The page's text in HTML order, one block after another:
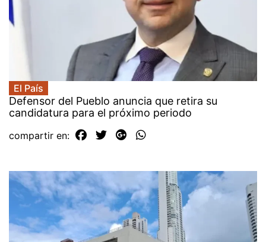
El País
Defensor del Pueblo anuncia que retira su
candidatura para el próximo periodo
compartir en: